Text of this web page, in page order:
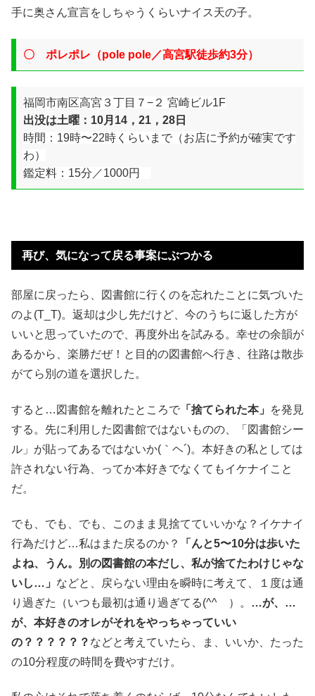
手に奥さん宣言をしちゃうくらいナイス天の子。
〇 ポレポレ （pole pole／高宮駅徒歩約3分）
福岡市南区高宮３丁目７−２ 宮崎ビル1F
出没は土曜： 10月14，21，28日
時間：19時〜22時くらいまで（お店に予約が確実です
わ）
鑑定料：15分／1000円
再び、気になって戻る事案にぶつかる
部屋に戻ったら、図書館に行くのを忘れたことに気づいた
のよ(T_T)。返却は少し先だけど、今のうちに返した方が
いいと思っていたので、再度外出を試みる。幸せの余韻が
あるから、楽勝だぜ！と目的の図書館へ行き、往路は散歩
がてら別の道を選択した。
すると…図書館を離れたところで 「捨てられた本」
を発見
する。先に利用した図書館ではないものの、「図書館シー
ル」が貼ってあるではないか(｀ヘ´)。本好きの私としては
許されない行為、ってか本好きでなくてもイケナイこと
だ。
でも、でも、でも、このまま見捨てていいかな？イケナイ
行為だけど…私はまた戻るのか？
「んと5〜10分は歩いた
よね、うん。別の図書館の本だし、私が捨てたわけじゃな
いし…」 などと、戻らない理由を瞬時に考えて、１度は通
り過ぎた（いつも最初は通り過ぎてる(^^ゞ）。 …が、…
が、本好きのオレがそれをやっちゃっていい
の？？？？？？ などと考えていたら、ま、いいか、たった
の10分程度の時間を費やすだけ。